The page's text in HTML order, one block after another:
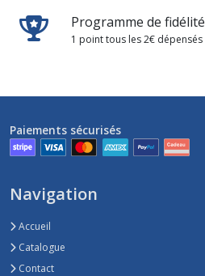
Programme de fidélité
1 point tous les 2€ dépensés
Paiements sécurisés
Navigation
Accueil
Catalogue
Contact